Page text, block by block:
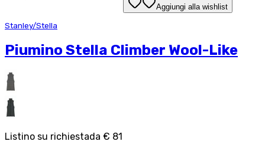
Aggiungi alla wishlist
Stanley/Stella
Piumino Stella Climber Wool-Like
Listino su richiestada € 81